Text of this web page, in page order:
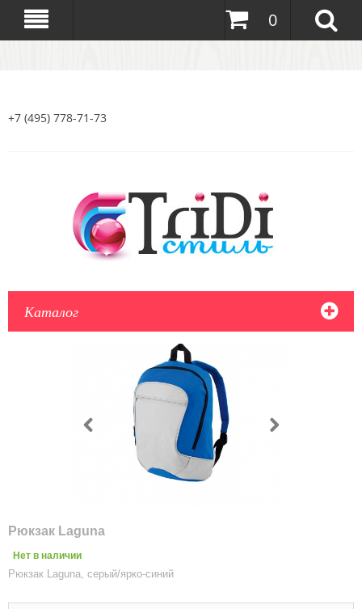
0
+7 (495) 778-71-73
Каталог
Рюкзак Laguna
Нет в наличии
Рюкзак Laguna, серый/ярко-синий